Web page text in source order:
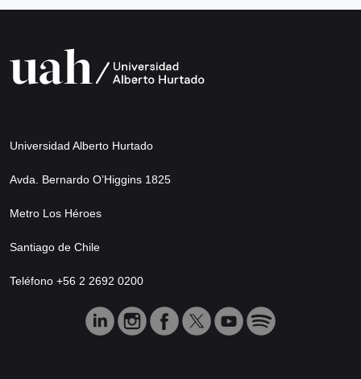
Universidad Alberto Hurtado
Avda. Bernardo O’Higgins 1825
Metro Los Héroes
Santiago de Chile
Teléfono +56 2 2692 0200